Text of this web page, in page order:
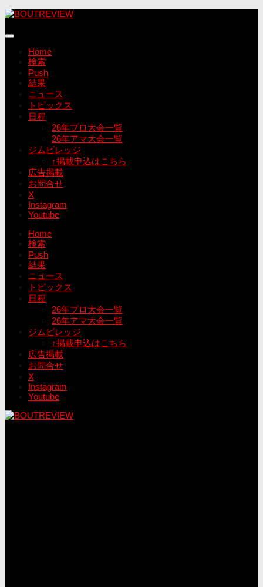
コ
テ
Home
検索
Push
結果
ニュース
トピックス
日程
26年プロ大会一覧
26年アマ大会一覧
ジムビレッジ
↑掲載申込はこちら
広告掲載
お問合せ
X
Instagram
Youtube
Home
検索
Push
結果
ニュース
トピックス
日程
26年プロ大会一覧
26年アマ大会一覧
ジムビレッジ
↑掲載申込はこちら
広告掲載
お問合せ
X
Instagram
Youtube